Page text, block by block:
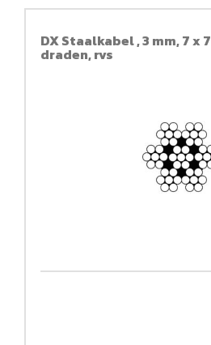
DX Staalkabel , 3 mm, 7 x 7
draden, rvs